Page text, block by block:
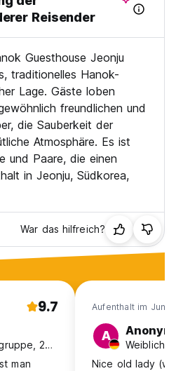
Reisender
Guesthouse Jeonju
traditionelles Hanok-
Lage. Gäste loben
freundlichen und
die Sauberkeit der
Atmosphäre. Es ist
und Paare, die einen
in Jeonju, Südkorea,
War das hilfreich?
9.7
weibliche Reisegruppe, 25-30, Deutschland
man
Aufenthalt im Jun
A Anonym
Nice old lady